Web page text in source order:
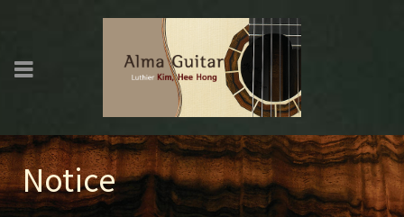
Notice